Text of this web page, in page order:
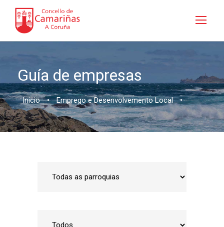
Guía de empresas
Inicio • Emprego e Desenvolvemento Local •